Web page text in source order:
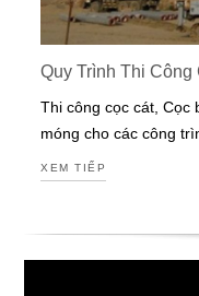
Quy Trình Thi Công
Thi công cọc cát, Cọc
móng cho các công
XEM TIẾP